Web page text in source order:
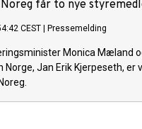
Noreg får to nye
CEST Pressemelding
Monica Mæland
Norge, Jan Erik Kjerpeseth, er